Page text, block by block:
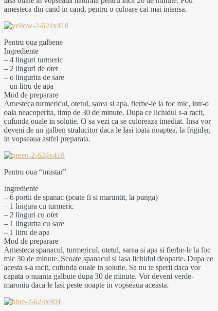
amesteca din cand in cand, pentru o culoare cat mai intensa.
Pentru oua galbene
Ingrediente
– 4 linguri turmeric
– 2 linguri de otet
– o lingurita de sare
– un litru de apa
Mod de preparare
Amesteca turmericul, otetul, sarea si apa, fierbe-le la foc mic, intr-o
oala neacoperita, timp de 30 de minute. Dupa ce lichidul s-a racit,
cufunda ouale in solutie. O sa vezi ca se culoreaza imediat. Insa vor
deveni de un galben stralucitor daca le lasi toata noaptea, la frigider,
in vopseaua astfel preparata.
Pentru oua “mustar”
Ingrediente
– 6 portii de spanac (poate fi si maruntit, la punga)
– 1 lingura cu turmeric
– 2 linguri cu otet
– 1 lingurita cu sare
– 1 litru de apa
Mod de preparare
Amesteca spanacul, turmericul, otetul, sarea si apa si fierbe-le la foc
mic 30 de minute. Scoate spanacul si lasa lichidul deoparte. Dupa ce
acesta s-a racit, cufunda ouale in solutie. Sa nu te sperii daca vor
capata o nuanta galbuie dupa 30 de minute. Vor deveni verde-
maroniu daca le lasi peste noapte in vopseaua aceasta.